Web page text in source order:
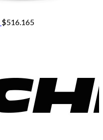
$516.165